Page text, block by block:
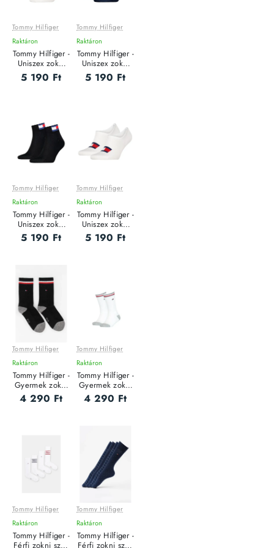
Tommy Hilfiger
Raktáron
Tommy Hilfiger -
Uniszex zokni
szett - 2 pár
5 190 Ft
Tommy Hilfiger
Raktáron
Tommy Hilfiger -
Uniszex zokni
szett - 2 pár
5 190 Ft
Tommy Hilfiger
Raktáron
Tommy Hilfiger -
Uniszex zokni
szett - 2 pár
5 190 Ft
Tommy Hilfiger
Raktáron
Tommy Hilfiger -
Uniszex zokni
szett - 2 pár
5 190 Ft
Tommy Hilfiger
Raktáron
Tommy Hilfiger -
Gyermek zokni
szett - 2 pár
4 290 Ft
Tommy Hilfiger
Raktáron
Tommy Hilfiger -
Gyermek zokni
szett - 2 pár
4 290 Ft
Tommy Hilfiger
Raktáron
Tommy Hilfiger -
Férfi zokni szett
Tommy Hilfiger
Raktáron
Tommy Hilfiger -
Férfi zokni szett